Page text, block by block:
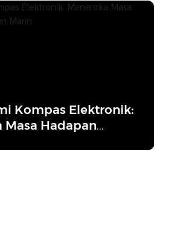
Kompas Elektronik:
Masa Hadapan